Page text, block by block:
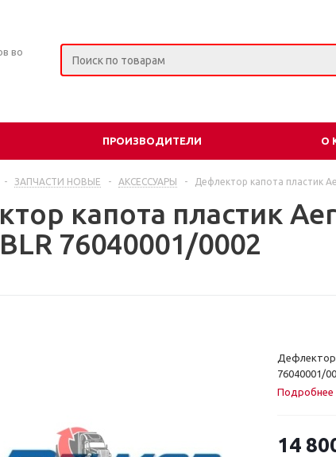
во
ПРОИЗВОДИТЕЛИ О
- ЗАПЧАСТИ НОВЫЕ - АКСЕССУАРЫ - Дефлектор капота пластик
капота пластик
76040001/0002
Дефлектор
76040001/
Подробнее
14